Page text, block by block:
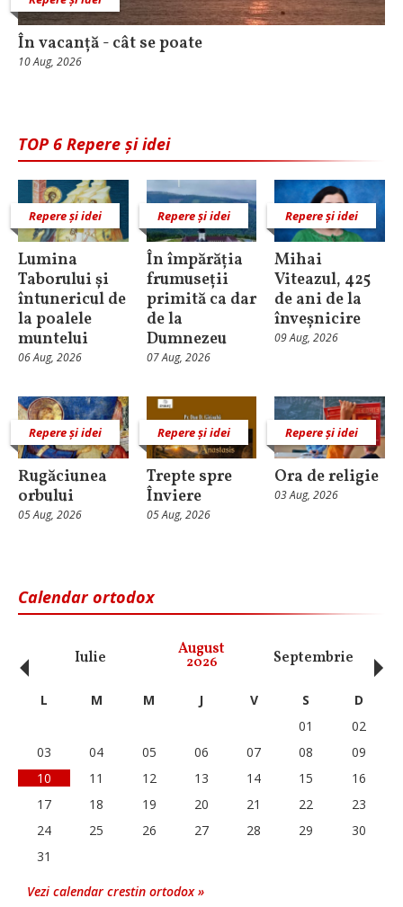
În vacanță - cât se poate
10 Aug, 2026
TOP 6 Repere și idei
Repere și idei
Lumina
Taborului și
întunericul de
la poalele
muntelui
06 Aug, 2026
Repere și idei
În împărăția
frumuseții
primită ca dar
de la
Dumnezeu
07 Aug, 2026
Repere și idei
Mihai
Viteazul, 425
de ani de la
înveșnicire
09 Aug, 2026
Repere și idei
Rugăciunea
orbului
05 Aug, 2026
Repere și idei
Trepte spre
Înviere
05 Aug, 2026
Repere și idei
Ora de religie
03 Aug, 2026
Calendar ortodox
Iulie August
2026 Septembrie
‹ L M M J V S
D
01
02
03
04 05 06 07 08
09
10
11 12 13 14 15
16
17
18 19 20 21 22
23
24
25 26 27 28 29
30
31
Vezi calendar crestin ortodox »